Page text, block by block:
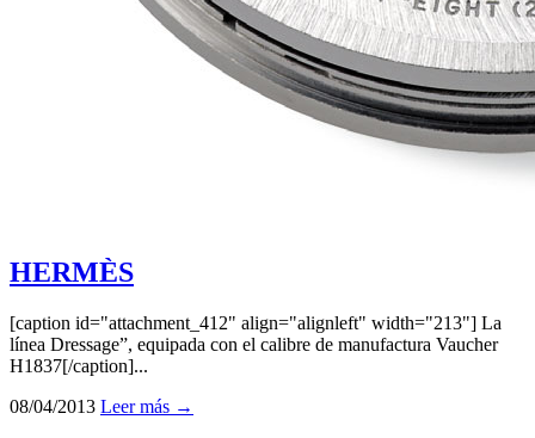
HERMÈS
[caption id="attachment_412" align="alignleft" width="213"] La
línea Dressage”, equipada con el calibre de manufactura Vaucher
H1837[/caption]...
08/04/2013 Leer más →